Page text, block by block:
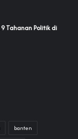
Tahanan Politik di
banten